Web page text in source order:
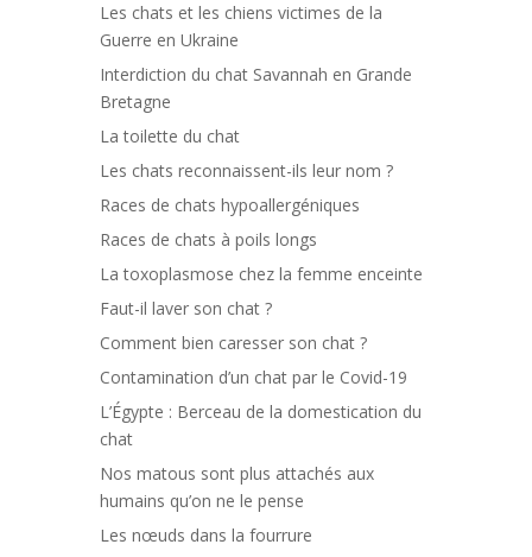
Les chats et les chiens victimes de la
Guerre en Ukraine
Interdiction du chat Savannah en Grande
Bretagne
La toilette du chat
Les chats reconnaissent-ils leur nom ?
Races de chats hypoallergéniques
Races de chats à poils longs
La toxoplasmose chez la femme enceinte
Faut-il laver son chat ?
Comment bien caresser son chat ?
Contamination d’un chat par le Covid-19
L’Égypte : Berceau de la domestication du
chat
Nos matous sont plus attachés aux
humains qu’on ne le pense
Les nœuds dans la fourrure